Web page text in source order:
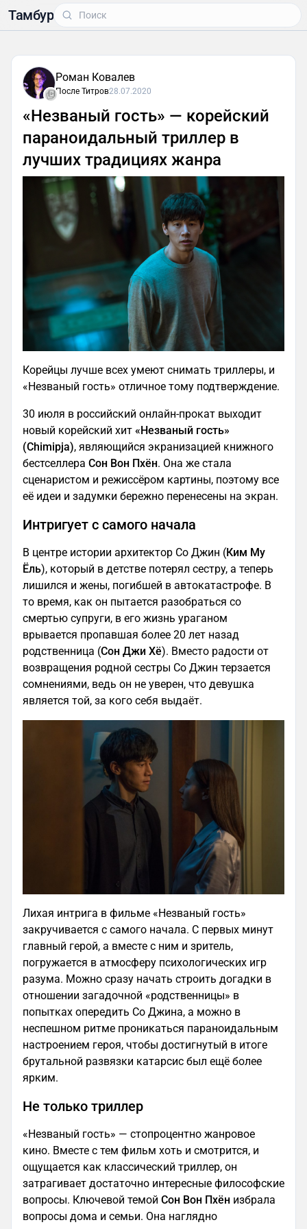
Тамбур
Роман Ковалев
После Титров28.07.2020
«Незваный гость» — корейский
параноидальный триллер в
лучших традициях жанра
Корейцы лучше всех умеют снимать триллеры, и
«Незваный гость» отличное тому подтверждение.
30 июля в российский онлайн-прокат выходит
новый корейский хит «Незваный гость»
(Chimipja), являющийся экранизацией книжного
бестселлера Сон Вон Пхён. Она же стала
сценаристом и режиссёром картины, поэтому все
её идеи и задумки бережно перенесены на экран.
Интригует с самого начала
В центре истории архитектор Со Джин (Ким Му
Ёль), который в детстве потерял сестру, а теперь
лишился и жены, погибшей в автокатастрофе. В
то время, как он пытается разобраться со
смертью супруги, в его жизнь ураганом
врывается пропавшая более 20 лет назад
родственница (Сон Джи Хё). Вместо радости от
возвращения родной сестры Со Джин терзается
сомнениями, ведь он не уверен, что девушка
является той, за кого себя выдаёт.
Лихая интрига в фильме «Незваный гость»
закручивается с самого начала. С первых минут
главный герой, а вместе с ним и зритель,
погружается в атмосферу психологических игр
разума. Можно сразу начать строить догадки в
отношении загадочной «родственницы» в
попытках опередить Со Джина, а можно в
неспешном ритме проникаться параноидальным
настроением героя, чтобы достигнутый в итоге
брутальной развязки катарсис был ещё более
ярким.
Не только триллер
«Незваный гость» — стопроцентно жанровое
кино. Вместе с тем фильм хоть и смотрится, и
ощущается как классический триллер, он
затрагивает достаточно интересные философские
вопросы. Ключевой темой Сон Вон Пхён избрала
вопросы дома и семьи. Она наглядно